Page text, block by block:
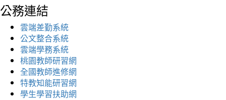
公務連結
雲端差勤系統
公文整合系統
雲端學務系統
桃園教師研習網
全國教師進修網
特教知能研習網
學生學習扶助網